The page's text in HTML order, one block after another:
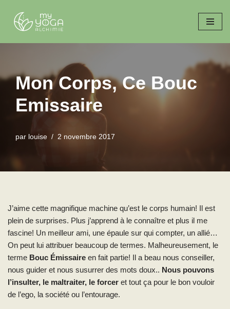
r Mon Corps, Ce Bouc
Emissaire
par louise 2 novembre 2017
J’aime cette magnifique machine qu’est le corps humain! Il est
plein de surprises. Plus j’apprend à le connaître et plus il me
fascine! Un meilleur ami, une épaule sur qui compter, un allié…
On peut lui attribuer beaucoup de termes. Malheureusement, le
terme Bouc Émissaire en fait partie! Il a beau nous conseiller,
nous guider et nous susurrer des mots doux.. Nous pouvons
l’insulter, le maltraiter, le forcer et tout ça pour le bon vouloir
de l’ego, la société ou l’entourage.